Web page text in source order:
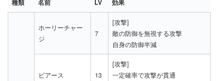
種類 名前 LV 効果
ホーリーチャー
ジ
7
[攻撃]
敵の防御を無視する攻撃
自身の防御半減
ピアース 13
[攻撃]
一定確率で攻撃が貫通